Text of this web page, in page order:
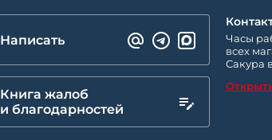
Написать
Книга жалоб
и благодарностей
Часы
всех
Сакура